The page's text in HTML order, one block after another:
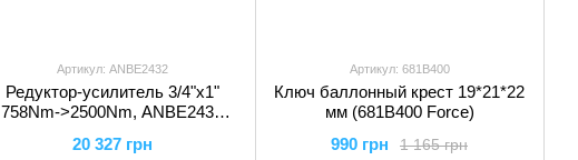
Артикул: ANBE2432
Редуктор-усилитель 3/4"х1"
758Nm->2500Nm, ANBE2432
20 327 грн
Артикул: 681B400
Ключ баллонный крест 19*21*22
мм (681B400 Force)
1 165 грн
990 грн